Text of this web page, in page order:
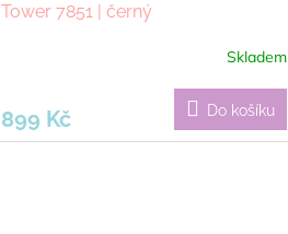
Tower 7851 | černý
Skladem
899 Kč Do košíku